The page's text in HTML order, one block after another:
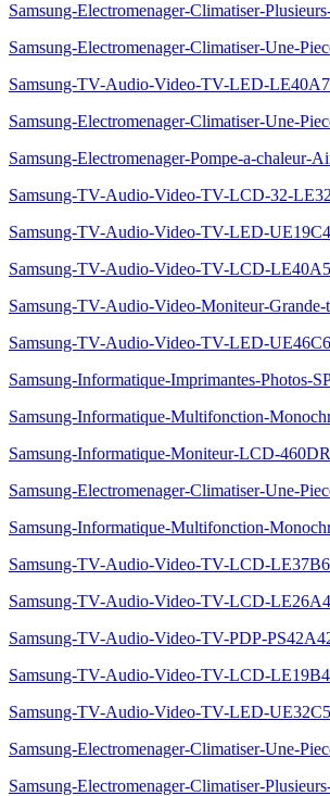
Samsung-Electromenager-Climatiser-
Samsung-Electromenager-Climatiser-Une-
Samsung-TV-Audio-Video-TV-LED-
Samsung-Electromenager-Climatiser-Une-
Samsung-Electromenager-Pompe-a-
Samsung-TV-Audio-Video-TV-LCD-32-
Samsung-TV-Audio-Video-TV-LED-
Samsung-TV-Audio-Video-TV-LCD-
Samsung-TV-Audio-Video-Moniteur-
Samsung-TV-Audio-Video-TV-LED-
Samsung-Informatique-Imprimantes-Photos-
Samsung-Informatique-Multifonction-
Samsung-Informatique-Moniteur-LCD-
Samsung-Electromenager-Climatiser-Une-
Samsung-Informatique-Multifonction-
Samsung-TV-Audio-Video-TV-LCD-
Samsung-TV-Audio-Video-TV-LCD-
Samsung-TV-Audio-Video-TV-PDP-
Samsung-TV-Audio-Video-TV-LCD-
Samsung-TV-Audio-Video-TV-LED-
Samsung-Electromenager-Climatiser-Une-
Samsung-Electromenager-Climatiser-